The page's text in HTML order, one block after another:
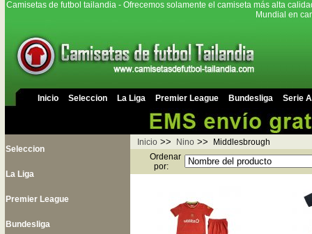
Camisetas de futbol tailandia - Ofrecemos solamente el camiseta más alta
Mundial en
Inicio Seleccion La Liga Premier League Bundesliga Serie A
Seleccion
La Liga
Premier League
Bundesliga
Inicio >> Nino >>
Middlesbrough
Ordenar
por: